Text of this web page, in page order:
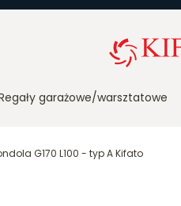
garażowe/warsztatowe
G170 L100 - typ A Kifato